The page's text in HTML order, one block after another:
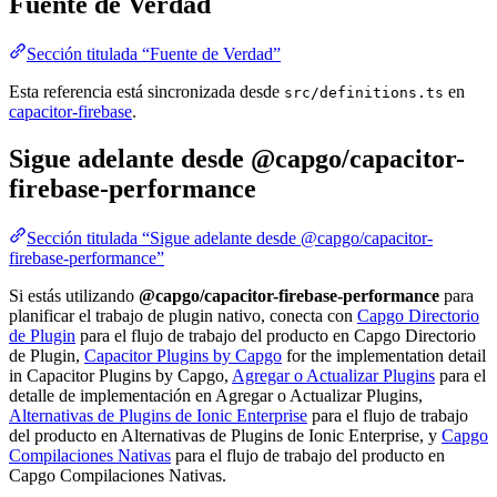
Sección titulada “Fuente de Verdad”
Esta referencia está sincronizada desde src/definitions.ts en
capacitor-firebase.
Sigue adelante desde @capgo/capacitor-
firebase-performance
Sección titulada “Sigue adelante desde @capgo/capacitor-
firebase-performance”
Si estás utilizando @capgo/capacitor-firebase-performance para
planificar el trabajo de plugin nativo, conecta con Capgo Directorio
de Plugin para el flujo de trabajo del producto en Capgo Directorio
de Plugin, Capacitor Plugins by Capgo for the implementation detail
in Capacitor Plugins by Capgo, Agregar o Actualizar Plugins para el
detalle de implementación en Agregar o Actualizar Plugins,
Alternativas de Plugins de Ionic Enterprise para el flujo de trabajo
del producto en Alternativas de Plugins de Ionic Enterprise, y Capgo
Compilaciones Nativas para el flujo de trabajo del producto en
Capgo Compilaciones Nativas.